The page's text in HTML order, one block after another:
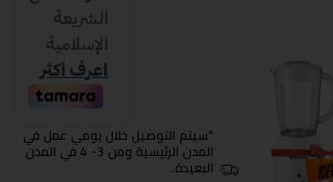
"سيتم التوصيل خلال يومي عمل في
المدن الرئيسية ومن 3- 4 في المدن
البعيدة.